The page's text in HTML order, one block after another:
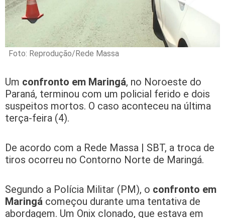
Foto: Reprodução/Rede Massa
Um confronto em Maringá, no Noroeste do
Paraná, terminou com um policial ferido e dois
suspeitos mortos. O caso aconteceu na última
terça-feira (4).
De acordo com a Rede Massa | SBT, a troca de
tiros ocorreu no Contorno Norte de Maringá.
Segundo a Polícia Militar (PM), o confronto em
Maringá começou durante uma tentativa de
abordagem. Um Onix clonado, que estava em